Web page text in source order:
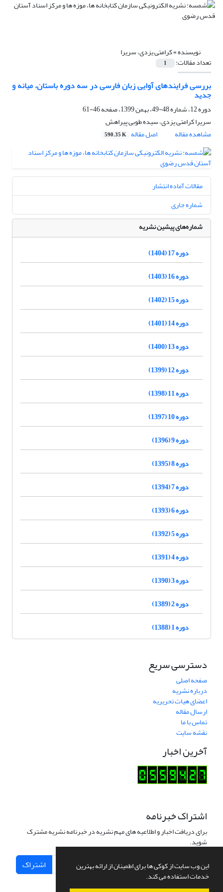
این وب سایت از کوکی ها برای اطمینان از ارائه بهترین
خدمات استفاده می کند.
نویسنده =کرامتی یزدی، سریرا
تعداد مقالات: 1
بررسی فرایندهای آوایی زبان فارسی در سه دوره باستان، میانه و
جدید
دوره 12، شماره 48-49، بهمن 1399، صفحه
46-61
سریرا کرامتی یزدی، سیده طوبی پیراهش
مشاهده مقاله
اصل مقاله 590.35 K
مقالات آماده انتشار
شماره جاری
شماره‌های پیشین نشریه
دوره 17 (1404)
دوره 16 (1403)
دوره 15 (1402)
دوره 14 (1401)
دوره 13 (1400)
دوره 12 (1399)
دوره 11 (1398)
دوره 10 (1397)
دوره 9 (1396)
دوره 8 (1395)
دوره 7 (1394)
دوره 6 (1393)
دوره 5 (1392)
دوره 4 (1391)
دوره 3 (1390)
دوره 2 (1389)
دوره 1 (1388)
دسترسی سریع
صفحه اصلی
درباره نشریه
اعضای هیات تحریریه
ارسال مقاله
تماس با ما
نقشه سایت
آخرین اخبار
اشتراک خبرنامه
برای دریافت اخبار و اطلاعیه های مهم نشریه در خبرنامه نشریه مشترک
شوید.
اشتراک